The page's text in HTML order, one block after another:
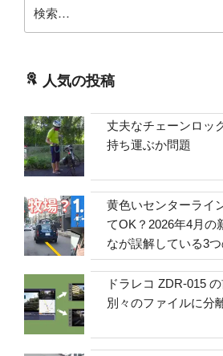
索:
人気の投稿
丈夫なチェーンロッ
持ち運ぶか問題
黄色いセンターライ
てOK？2026年4月の
なが誤解している3つ
ドラレコ ZDR-015
別々のファイルに分